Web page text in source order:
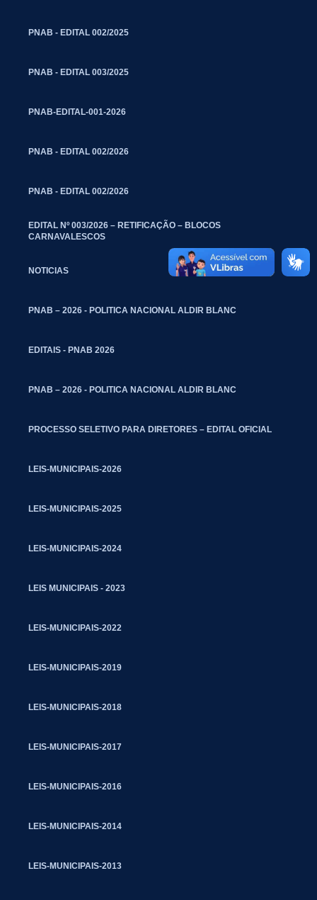
PNAB - EDITAL 002/2025
PNAB - EDITAL 003/2025
PNAB-EDITAL-001-2026
PNAB - EDITAL 002/2026
PNAB - EDITAL 002/2026
EDITAL Nº 003/2026 – RETIFICAÇÃO – BLOCOS
CARNAVALESCOS
NOTICIAS
PNAB – 2026 - POLITICA NACIONAL ALDIR BLANC
EDITAIS - PNAB 2026
PNAB – 2026 - POLITICA NACIONAL ALDIR BLANC
PROCESSO SELETIVO PARA DIRETORES – EDITAL OFICIAL
LEIS-MUNICIPAIS-2026
LEIS-MUNICIPAIS-2025
LEIS-MUNICIPAIS-2024
LEIS MUNICIPAIS - 2023
LEIS-MUNICIPAIS-2022
LEIS-MUNICIPAIS-2019
LEIS-MUNICIPAIS-2018
LEIS-MUNICIPAIS-2017
LEIS-MUNICIPAIS-2016
LEIS-MUNICIPAIS-2014
LEIS-MUNICIPAIS-2013